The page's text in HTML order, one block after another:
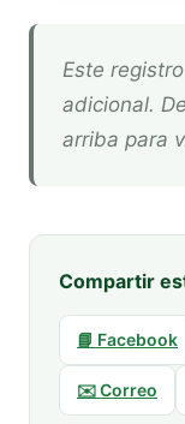
Este registro no incluye descripción
adicional.
arriba para
Compartir
📘 Facebook
✉️ Correo